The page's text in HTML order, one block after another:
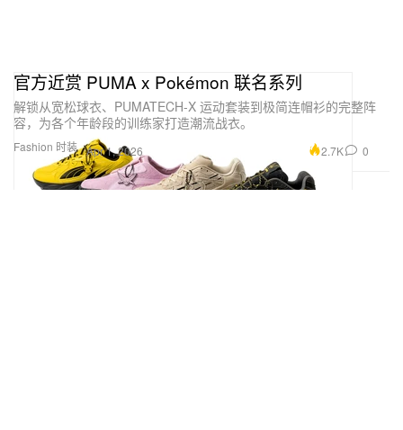
Fashion 时装
官方近赏 PUMA x Pokémon 联名系列
解锁从宽松球衣、PUMATECH-X 运动套装到极简连帽衫的完整阵
容，为各个年龄段的训练家打造潮流战衣。
Apr 1, 2026 2.7K 0